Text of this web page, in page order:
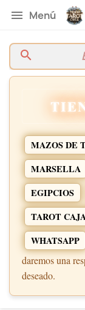
 Menú
search
MAZOS DE
MARSELLA
EGIPCIOS
TAROT
WHATSAPP
daremos una
deseado.